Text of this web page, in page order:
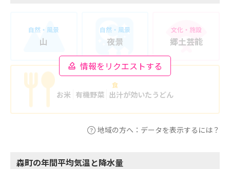
情報をリクエストする
自然・風景
山
自然・風景
夜景
文化・施設
郷土芸能
食
お米 有機野菜 出汁が効いたうどん
地域の方へ：データを表示するには？
森町の年間平均気温と降水量